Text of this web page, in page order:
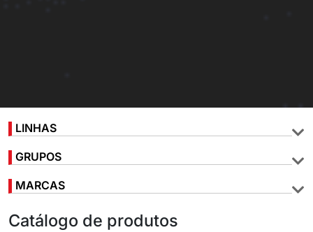
LINHAS
GRUPOS
MARCAS
Catálogo de produtos